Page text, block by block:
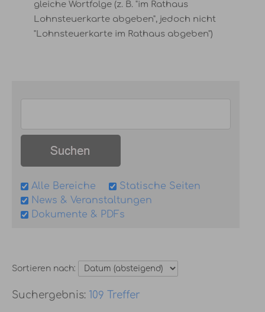
gleiche Wortfolge (z. B. "im Rathaus
Lohnsteuerkarte abgeben", jedoch nicht
"Lohnsteuerkarte im Rathaus abgeben")
Alle Bereiche
Statische Seiten
News & Veranstaltungen
Dokumente & PDFs
Sortieren nach:
109 Treffer